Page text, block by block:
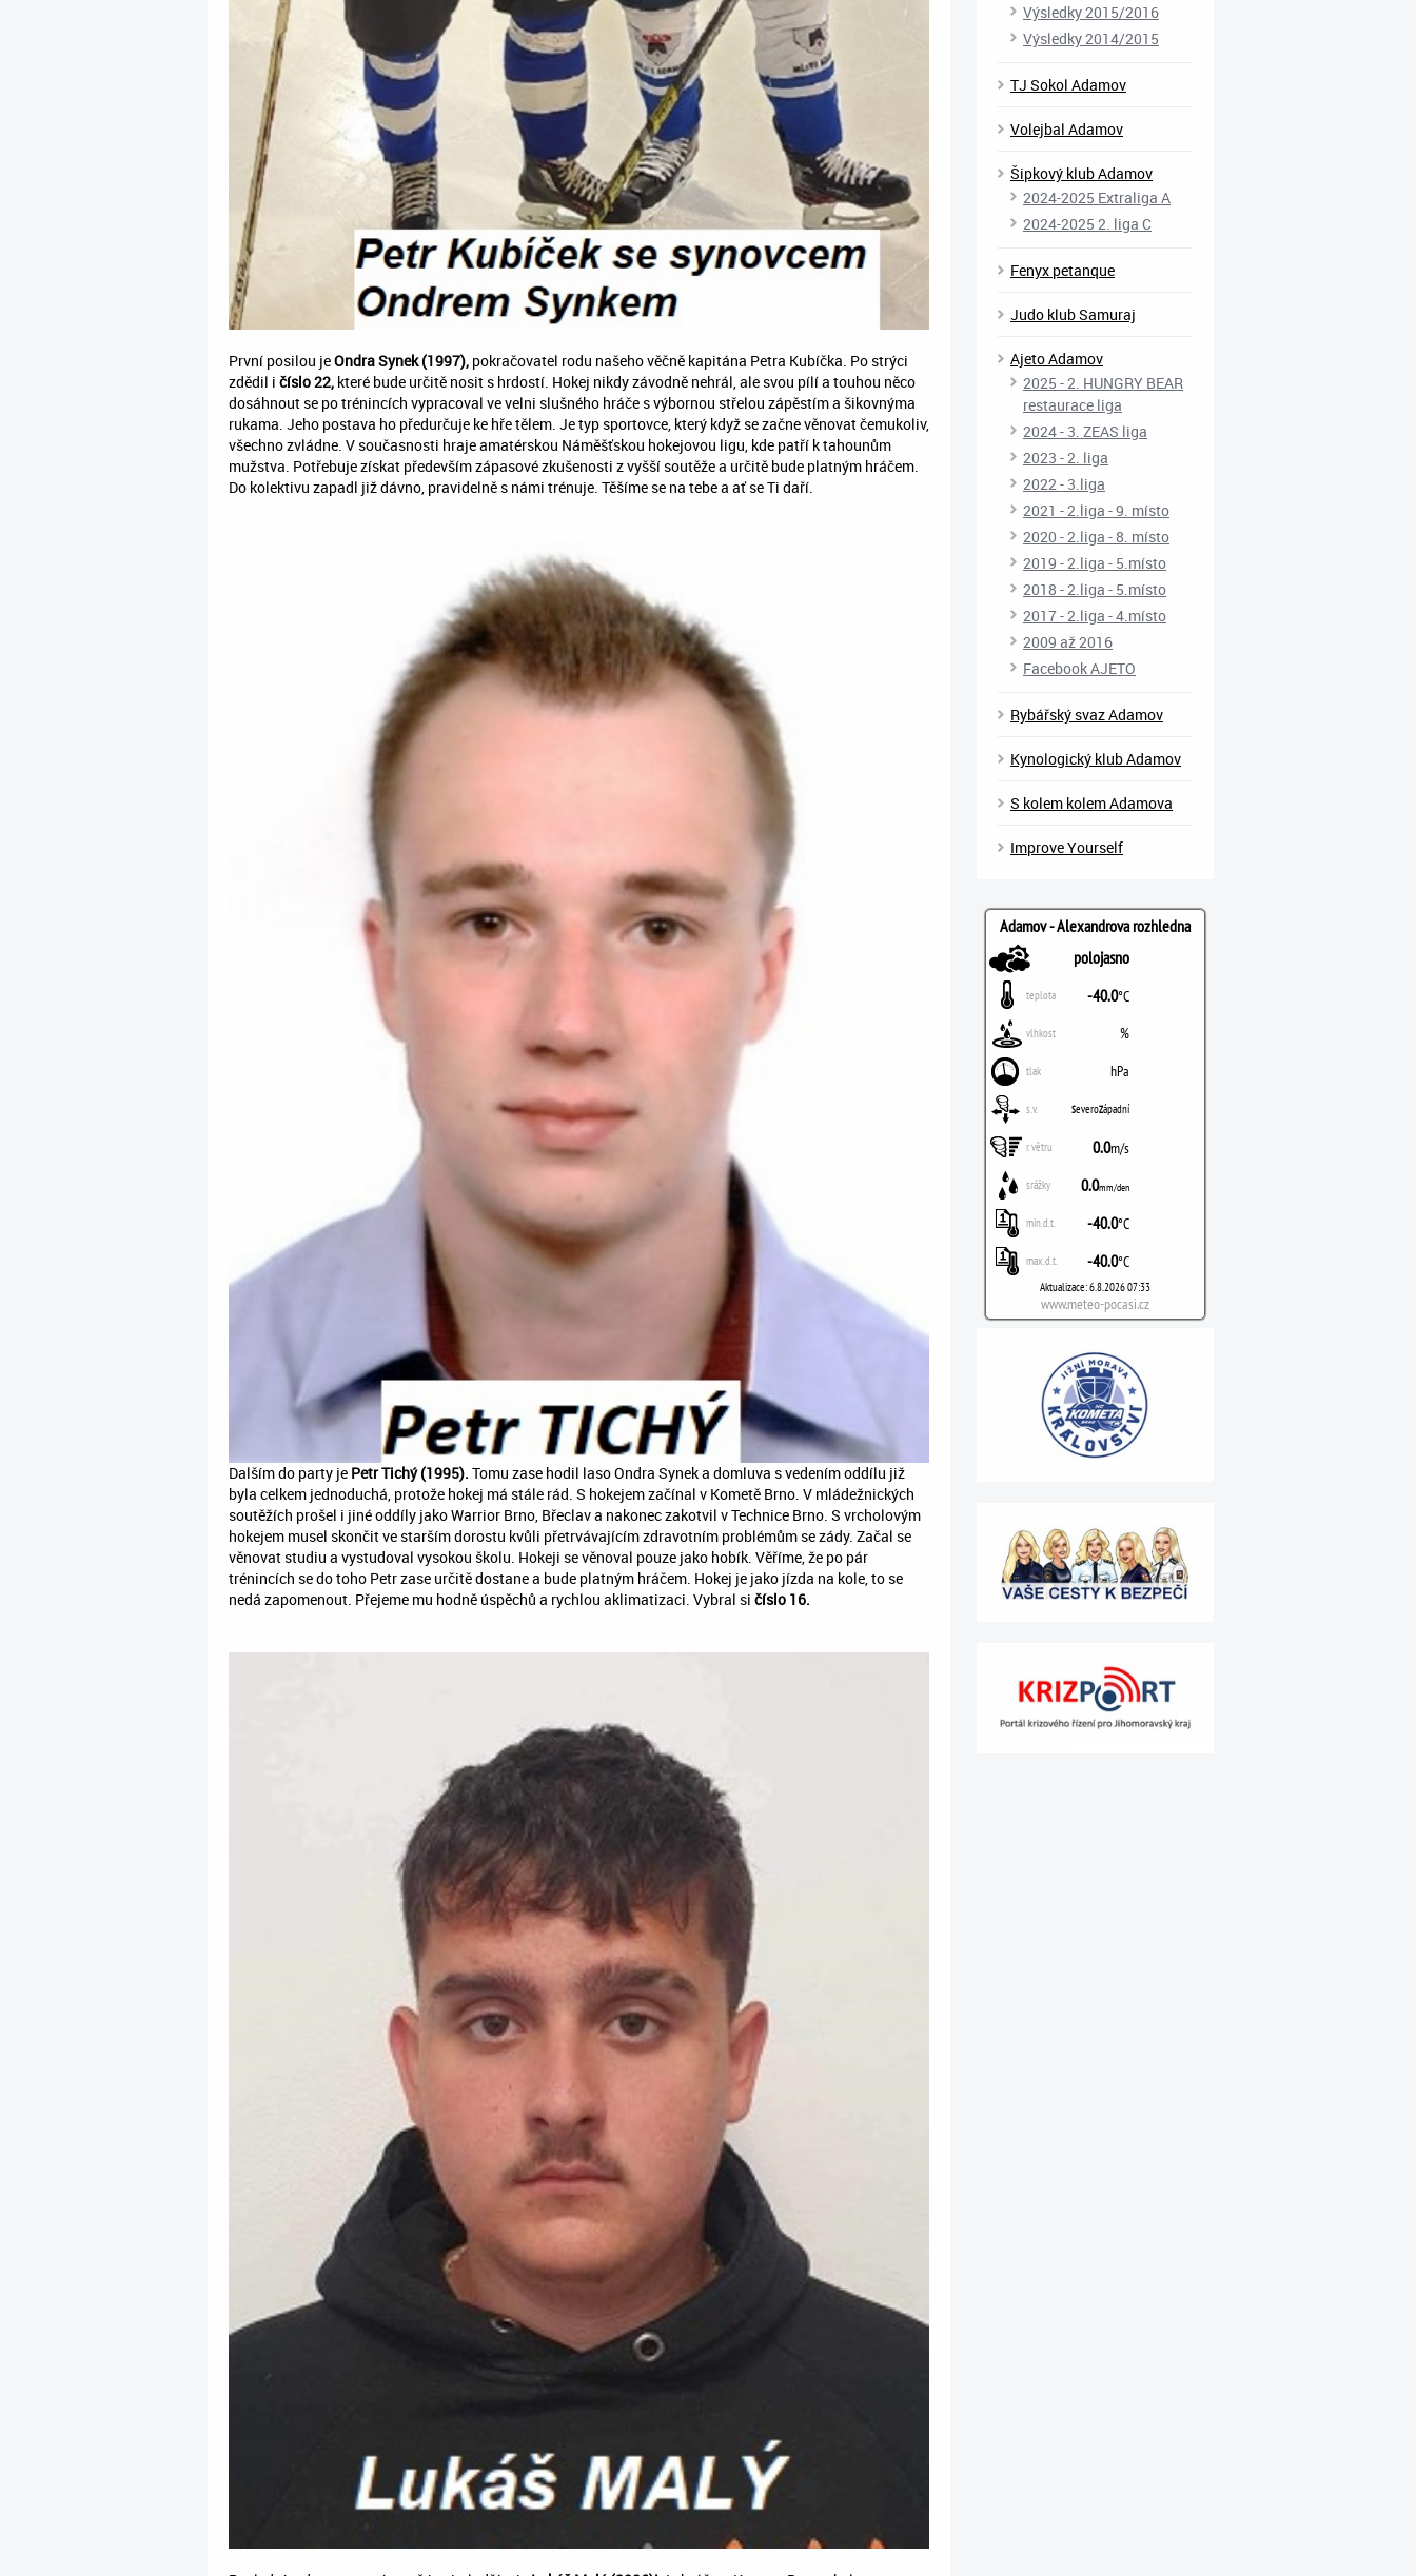
První posilou jeOndra Synek (1997), pokračovatel rodu našeho věčně kapitána Petra Kubíčka. Po strýci
zdědil i číslo 22, které bude určitě nosit s hrdostí. Hokej nikdy závodně nehrál, ale svou pílí a touhou něco
dosáhnout se po trénincích vypracoval ve velni slušného hráče s výbornou střelou zápěstím a šikovnýma
rukama. Jeho postava ho předurčuje ke hře tělem. Je typ sportovce, který když se začne věnovat čemukoliv,
všechno zvládne. V současnosti hraje amatérskou Náměšťskou hokejovou ligu, kde patří k tahounům
mužstva. Potřebuje získat především zápasové zkušenosti z vyšší soutěže a určitě bude platným hráčem.
Do kolektivu zapadl již dávno, pravidelně s námi trénuje. Těšíme se na tebe a ať se Ti daří.
Dalším do party je Petr Tichý (1995). Tomu zase hodil laso Ondra Synek a domluva s vedením oddílu již
byla celkem jednoduchá, protože hokej má stále rád. S hokejem začínal v Kometě Brno. V mládežnických
soutěžích prošel i jiné oddíly jako Warrior Brno, Břeclav a nakonec zakotvil v Technice Brno. S vrcholovým
hokejem musel skončit ve starším dorostu kvůli přetrvávajícím zdravotním problémům se zády. Začal se
věnovat studiu a vystudoval vysokou školu. Hokeji se věnoval pouze jako hobík. Věříme, že po pár
trénincích se do toho Petr zase určitě dostane a bude platným hráčem. Hokej je jako jízda na kole, to se
nedá zapomenout. Přejeme mu hodně úspěchů a rychlou aklimatizaci. Vybral si číslo 16.
Výsledky 2015/2016
Výsledky 2014/2015
TJ Sokol Adamov
Volejbal Adamov
Šipkový klub Adamov
2024-2025 Extraliga A
2024-2025 2. liga C
Fenyx petanque
Judo klub Samuraj
Ajeto Adamov
2025 - 2. HUNGRY BEAR
restaurace liga
2024 - 3. ZEAS liga
2023 - 2. liga
2022 - 3.liga
2021 - 2.liga - 9. místo
2020 - 2.liga - 8. místo
2019 - 2.liga - 5.místo
2018 - 2.liga - 5.místo
2017 - 2.liga - 4.místo
2009 až 2016
Facebook AJETO
Rybářský svaz Adamov
Kynologický klub Adamov
S kolem kolem Adamova
Improve Yourself